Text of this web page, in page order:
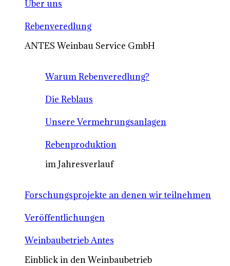
Über uns
Rebenveredlung
ANTES Weinbau Service GmbH
Warum Rebenveredlung?
Die Reblaus
Unsere Vermehrungsanlagen
Rebenproduktion
im Jahresverlauf
Forschungsprojekte an denen wir teilnehmen
Veröffentlichungen
Weinbaubetrieb Antes
Einblick in den Weinbaubetrieb